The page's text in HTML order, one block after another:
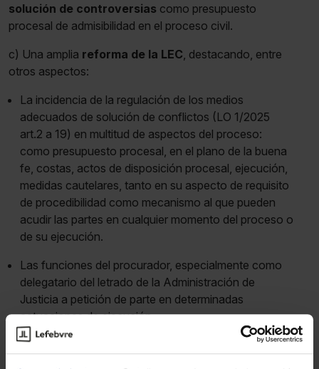
solución de controversias como presupuesto
procesal de admisibilidad en el proceso civil.
c) Una amplia reforma de la LEC , destacando, entre
otros aspectos:
La incidencia de la regulación de los medios
adecuados de solución de conflictos (LO 1/2025
art.2 a 19) en multitud de aspectos del proceso:
como presupuesto procesal, en el plano de la buena
fe, costas, actos de disposición procesal, ejecución,
medidas cautelares, tanto en su aspecto de requisito
de procedibilidad como mecanismo al que pueden
acudir las partes en cualquier momento del proceso o
de su ejecución.
Las funciones del procurador, especialmente como
delegatario del letrado de la Administración de
Justicia a petición de parte en determinadas
actuaciones de ejecución.
La previsión del dictado de sentencias orales en el